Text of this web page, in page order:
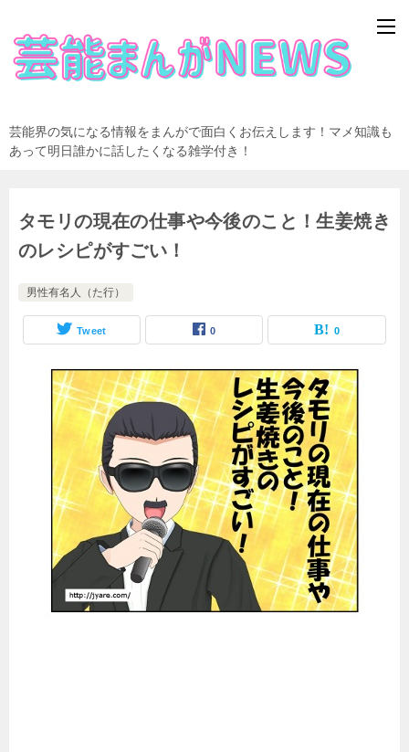
芸能界の気になる情報をまんがで面白くお伝えします！マメ知識も
あって明日誰かに話したくなる雑学付き！
タモリの現在の仕事や今後のこと！生姜焼き
のレシピがすごい！
男性有名人（た行）
Tweet 0 0